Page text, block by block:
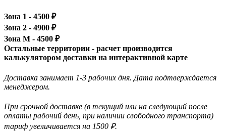
Зона 1 - 4500 ₽
Зона 2 - 4900 ₽
Зона М - 4500 ₽
Остальные территории - расчет производится
калькулятором доставки на интерактивной карте
Доставка занимает 1-3 рабочих дня. Дата подтверждается
менеджером.
При срочной доставке (в текущий или на следующий после
оплаты рабочий день, при наличии свободного транспорта)
тариф увеличивается на 1500 ₽.